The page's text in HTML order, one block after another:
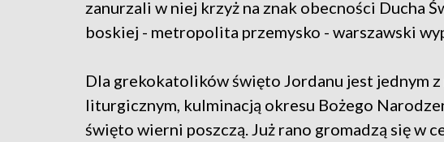
zanurzali w niej krzyż na znak obecności Ducha
boskiej - metropolita przemysko - warszawski
Dla grekokatolików święto Jordanu jest jednym
liturgicznym, kulminacją okresu Bożego
święto wierni poszczą. Już rano gromadzą się w